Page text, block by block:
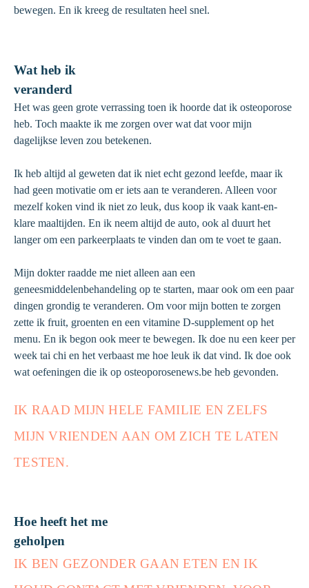
bewegen. En ik kreeg de resultaten heel snel.
Wat heb ik
veranderd
Het was geen grote verrassing toen ik hoorde dat ik osteoporose
heb. Toch maakte ik me zorgen over wat dat voor mijn
dagelijkse leven zou betekenen.
Ik heb altijd al geweten dat ik niet echt gezond leefde, maar ik
had geen motivatie om er iets aan te veranderen. Alleen voor
mezelf koken vind ik niet zo leuk, dus koop ik vaak kant-en-
klare maaltijden. En ik neem altijd de auto, ook al duurt het
langer om een parkeerplaats te vinden dan om te voet te gaan.
Mijn dokter raadde me niet alleen aan een
geneesmiddelenbehandeling op te starten, maar ook om een paar
dingen grondig te veranderen. Om voor mijn botten te zorgen
zette ik fruit, groenten en een vitamine D-supplement op het
menu. En ik begon ook meer te bewegen. Ik doe nu een keer per
week tai chi en het verbaast me hoe leuk ik dat vind. Ik doe ook
wat oefeningen die ik op osteoporosenews.be heb gevonden.
IK RAAD MIJN HELE FAMILIE EN ZELFS
MIJN VRIENDEN AAN OM ZICH TE LATEN
TESTEN.
Hoe heeft het me
geholpen
IK BEN GEZONDER GAAN ETEN EN IK